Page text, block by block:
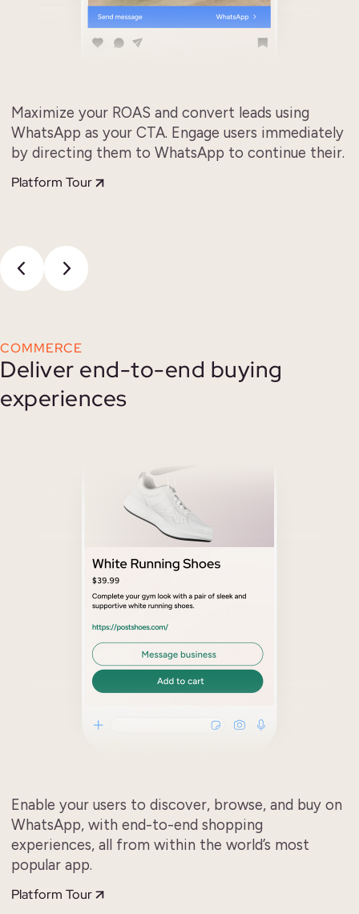
Maximize your ROAS and convert leads using
WhatsApp as your CTA. Engage users immediately
by directing them to WhatsApp to continue their.
Platform Tour
COMMERCE
Deliver end-to-end buying
experiences
Enable your users to discover, browse, and buy on
WhatsApp, with end-to-end shopping
experiences, all from within the world’s most
popular app.
Platform Tour